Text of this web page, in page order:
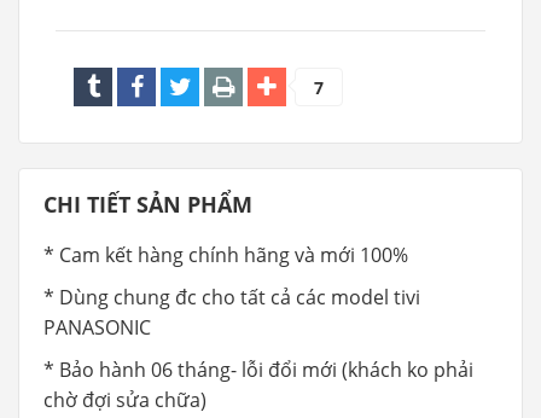
7
CHI TIẾT SẢN PHẨM
* Cam kết hàng chính hãng và mới 100%
* Dùng chung đc cho tất cả các model tivi
PANASONIC
* Bảo hành 06 tháng- lỗi đổi mới (khách ko phải
chờ đợi sửa chữa)